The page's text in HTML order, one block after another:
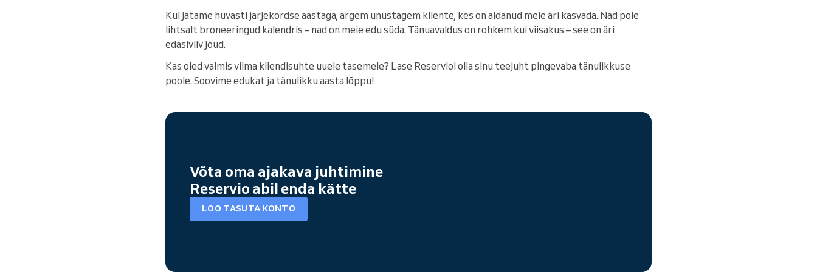
Kui jätame hüvasti järjekordse aastaga, ärgem unustagem kliente, kes on aidanud meie äri kasvada. Nad pole
lihtsalt broneeringud kalendris – nad on meie edu süda. Tänuavaldus on rohkem kui viisakus – see on äri
edasiviiv jõud.
Kas oled valmis viima kliendisuhte uuele tasemele? Lase Reserviol olla sinu teejuht pingevaba tänulikkuse
poole. Soovime edukat ja tänulikku aasta lõppu!
Võta oma ajakava juhtimine
Reservio abil enda kätte
LOO TASUTA KONTO